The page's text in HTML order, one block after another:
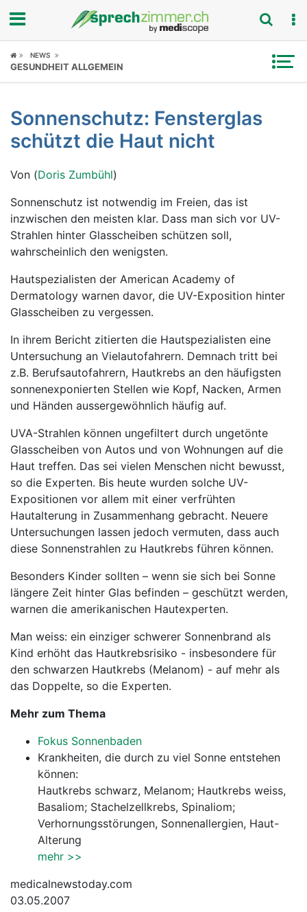
Fokus
Symptome
Ratgeber
Rubriken
NEWS
GESUNDHEIT ALLGEMEIN
Sonnenschutz: Fensterglas
schützt die Haut nicht
Von (Doris Zumbühl)
Sonnenschutz ist notwendig im Freien, das ist
inzwischen den meisten klar. Dass man sich vor UV-
Strahlen hinter Glasscheiben schützen soll,
wahrscheinlich den wenigsten.
Hautspezialisten der American Academy of
Dermatology warnen davor, die UV-Exposition hinter
Glasscheiben zu vergessen.
In ihrem Bericht zitierten die Hautspezialisten eine
Untersuchung an Vielautofahrern. Demnach tritt bei
z.B. Berufsautofahrern, Hautkrebs an den häufigsten
sonnenexponierten Stellen wie Kopf, Nacken, Armen
und Händen aussergewöhnlich häufig auf.
UVA-Strahlen können ungefiltert durch ungetönte
Glasscheiben von Autos und von Wohnungen auf die
Haut treffen. Das sei vielen Menschen nicht bewusst,
so die Experten. Bis heute wurden solche UV-
Expositionen vor allem mit einer verfrühten
Hautalterung in Zusammenhang gebracht. Neuere
Untersuchungen lassen jedoch vermuten, dass auch
diese Sonnenstrahlen zu Hautkrebs führen können.
Besonders Kinder sollten – wenn sie sich bei Sonne
längere Zeit hinter Glas befinden – geschützt werden,
warnen die amerikanischen Hautexperten.
Man weiss: ein einziger schwerer Sonnenbrand als
Kind erhöht das Hautkrebsrisiko - insbesondere für
den schwarzen Hautkrebs (Melanom) - auf mehr als
das Doppelte, so die Experten.
Mehr zum Thema
Fokus Sonnenbaden
Krankheiten, die durch zu viel Sonne entstehen
können:
Hautkrebs schwarz, Melanom; Hautkrebs weiss,
Basaliom; Stachelzellkrebs, Spinaliom;
Verhornungsstörungen, Sonnenallergien, Haut-
Alterung
mehr >>
medicalnewstoday.com
03.05.2007